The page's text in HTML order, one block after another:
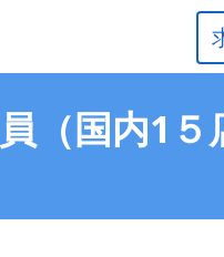
（国内1５